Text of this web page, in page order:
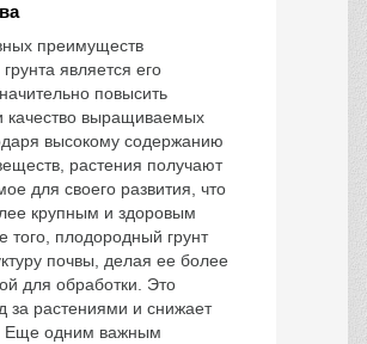
преимуществ
является его
повысить
качество выращиваемых
высокому содержанию
растения получают
для своего развития, что
крупным и здоровым
того, плодородный грунт
почвы, делая ее более
для обработки. Это
за растениями и снижает
Еще одним важным